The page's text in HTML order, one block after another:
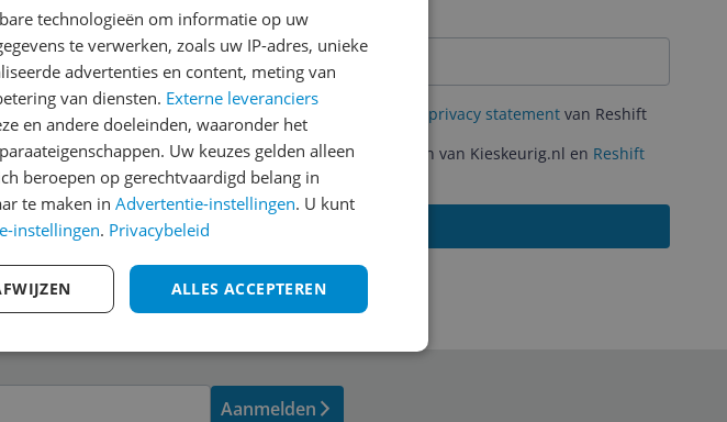
Wachtwoord herhalen
Ik ga akkoord met de Algemene Voorwaarden privacy statement van Reshift
Ik ontvang graag interessante acties en aanbiedingen van Kieskeurig.nl en Reshift
Digitalvia e-mail
Aanmelden
technologieën om informatie op uw
te verwerken, zoals uw IP-adres, unieke
advertenties en content, meting van
van diensten. Externe leveranciers
en andere doeleinden, waaronder het
Uw keuzes gelden alleen
beroepen op gerechtvaardigd belang in
te maken in Advertentie-instellingen. U kunt
instellingen. Privacybeleid
ALLES ACCEPTEREN